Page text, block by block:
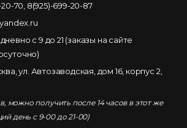
70 8(925)-699-20-87
с 9 до 21 (заказы на сайте
ул. Автозаводская, дом 16, корпус 2,
можно получить после 14 часов в этот же
день с 9-00 до 21-00)